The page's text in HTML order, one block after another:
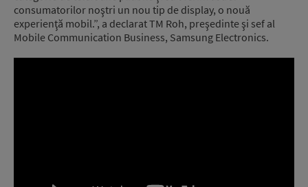
consumatorilor noştri un nou tip de display, o nouă
experienţă mobil.”, a declarat TM Roh, preşedinte şi sef al
Mobile Communication Business, Samsung Electronics.